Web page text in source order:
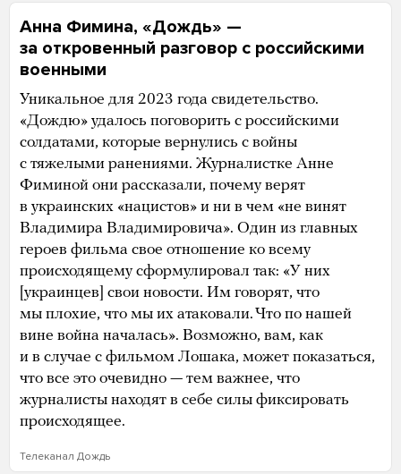
Анна Фимина, «Дождь» —
за откровенный разговор с российскими
военными
Уникальное для 2023 года свидетельство.
«Дождю» удалось поговорить с российскими
солдатами, которые вернулись с войны
с тяжелыми ранениями. Журналистке Анне
Фиминой они рассказали, почему верят
в украинских «нацистов» и ни в чем «не винят
Владимира Владимировича». Один из главных
героев фильма свое отношение ко всему
происходящему сформулировал так: «У них
[украинцев] свои новости. Им говорят, что
мы плохие, что мы их атаковали. Что по нашей
вине война началась». Возможно, вам, как
и в случае с фильмом Лошака, может показаться,
что все это очевидно — тем важнее, что
журналисты находят в себе силы фиксировать
происходящее.
Телеканал Дождь